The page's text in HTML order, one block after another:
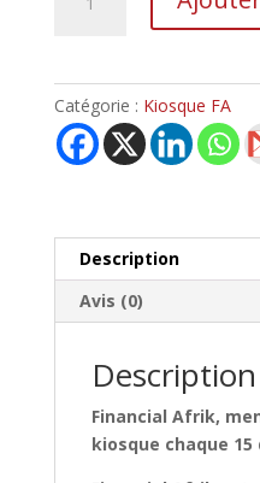
Catégorie : Kiosque FA
Description
Avis (0)
Description
Financial Afrik,
kiosque chaque 15